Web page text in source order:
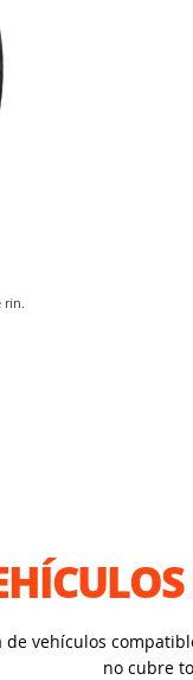
rin.
vehículos
no cubre